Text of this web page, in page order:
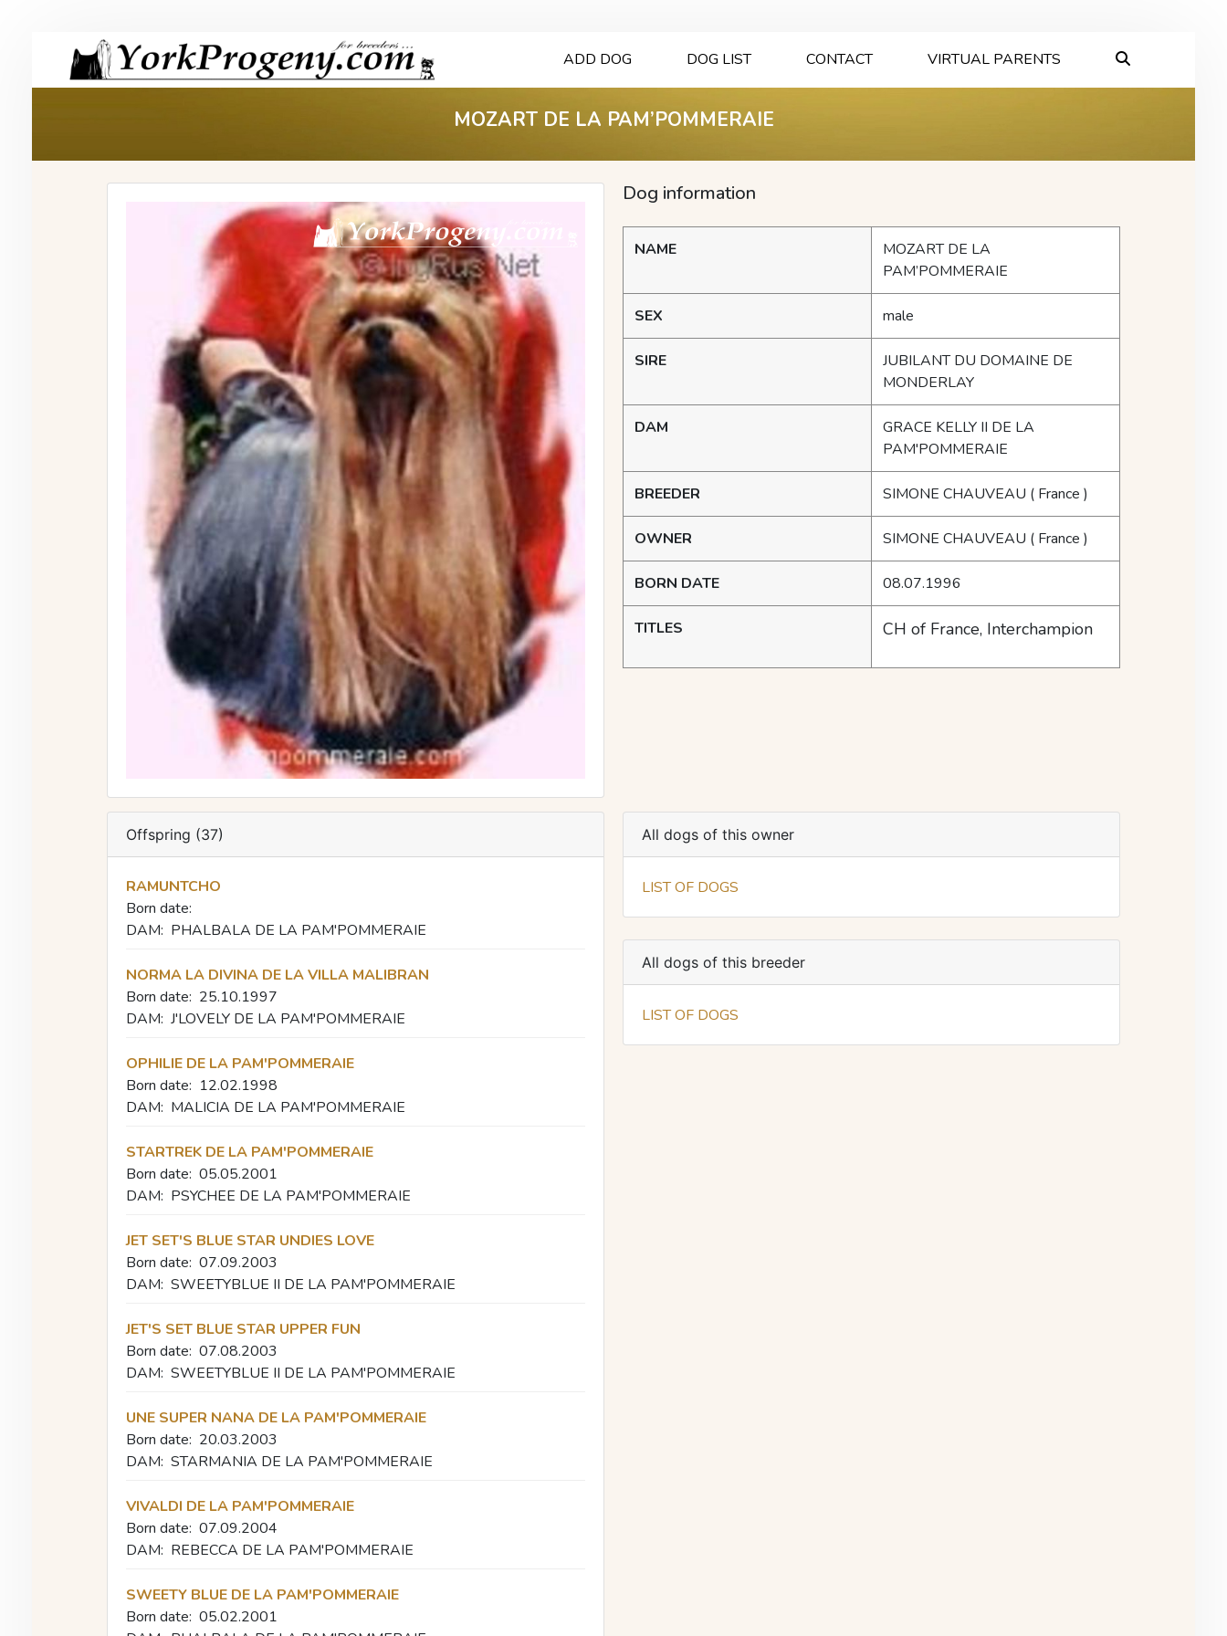
ADD DOG DOG LIST CONTACT VIRTUAL PARENTS
MOZART DE LA PAM’POMMERAIE
Dog information
NAME
MOZART DE LA
PAM’POMMERAIE
SEX male
SIRE
JUBILANT DU DOMAINE DE
MONDERLAY
DAM
GRACE KELLY II DE LA
PAM'POMMERAIE
BREEDER SIMONE CHAUVEAU ( France )
OWNER SIMONE CHAUVEAU ( France )
BORN DATE 08.07.1996
TITLES CH of France, Interchampion
Offspring (37)
RAMUNTCHO
Born date:
DAM: PHALBALA DE LA PAM'POMMERAIE
NORMA LA DIVINA DE LA VILLA MALIBRAN
Born date: 25.10.1997
DAM: J'LOVELY DE LA PAM'POMMERAIE
OPHILIE DE LA PAM'POMMERAIE
Born date: 12.02.1998
DAM: MALICIA DE LA PAM'POMMERAIE
STARTREK DE LA PAM'POMMERAIE
Born date: 05.05.2001
DAM: PSYCHEE DE LA PAM'POMMERAIE
JET SET'S BLUE STAR UNDIES LOVE
Born date: 07.09.2003
DAM: SWEETYBLUE II DE LA PAM'POMMERAIE
JET'S SET BLUE STAR UPPER FUN
Born date: 07.08.2003
DAM: SWEETYBLUE II DE LA PAM'POMMERAIE
UNE SUPER NANA DE LA PAM'POMMERAIE
Born date: 20.03.2003
DAM: STARMANIA DE LA PAM'POMMERAIE
VIVALDI DE LA PAM'POMMERAIE
Born date: 07.09.2004
DAM: REBECCA DE LA PAM'POMMERAIE
SWEETY BLUE DE LA PAM'POMMERAIE
Born date: 05.02.2001
All dogs of this owner
LIST OF DOGS
All dogs of this breeder
LIST OF DOGS